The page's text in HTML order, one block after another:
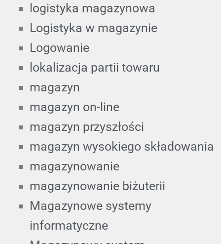
logistyka magazynowa
Logistyka w magazynie
Logowanie
lokalizacja partii towaru
magazyn
magazyn on-line
magazyn przyszłości
magazyn wysokiego składowania
magazynowanie
magazynowanie biżuterii
Magazynowe systemy
informatyczne